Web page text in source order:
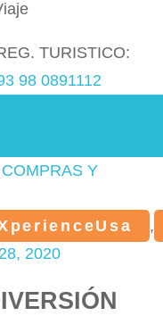
TURISTICO:
98 0891112
Y
,
2020